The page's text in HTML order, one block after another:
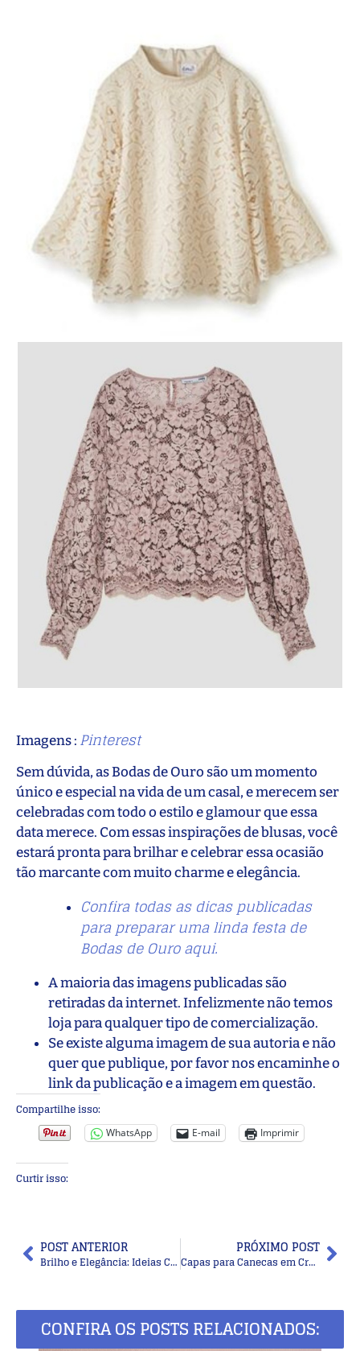
Imagens : Pinterest
Sem dúvida, as Bodas de Ouro são um momento
único e especial na vida de um casal, e merecem ser
celebradas com todo o estilo e glamour que essa
data merece. Com essas inspirações de blusas, você
estará pronta para brilhar e celebrar essa ocasião
tão marcante com muito charme e elegância.
Confira todas as dicas publicadas
para preparar uma linda festa de
Bodas de Ouro aqui.
A maioria das imagens publicadas são
retiradas da internet. Infelizmente não temos
loja para qualquer tipo de comercialização.
Se existe alguma imagem de sua autoria e não
quer que publique, por favor nos encaminhe o
link da publicação e a imagem em questão.
Compartilhe isso:
WhatsApp E-mail Imprimir
Curtir isso:
POST ANTERIOR
Brilho e Elegância: Ideias Criativas para Decorar a Mesa de Bodas de Ouro
PRÓXIMO POST
Capas para Canecas em Crochê e Tricô: Ideias Encantadoras para Personalizar Suas Bebidas
CONFIRA OS POSTS RELACIONADOS: